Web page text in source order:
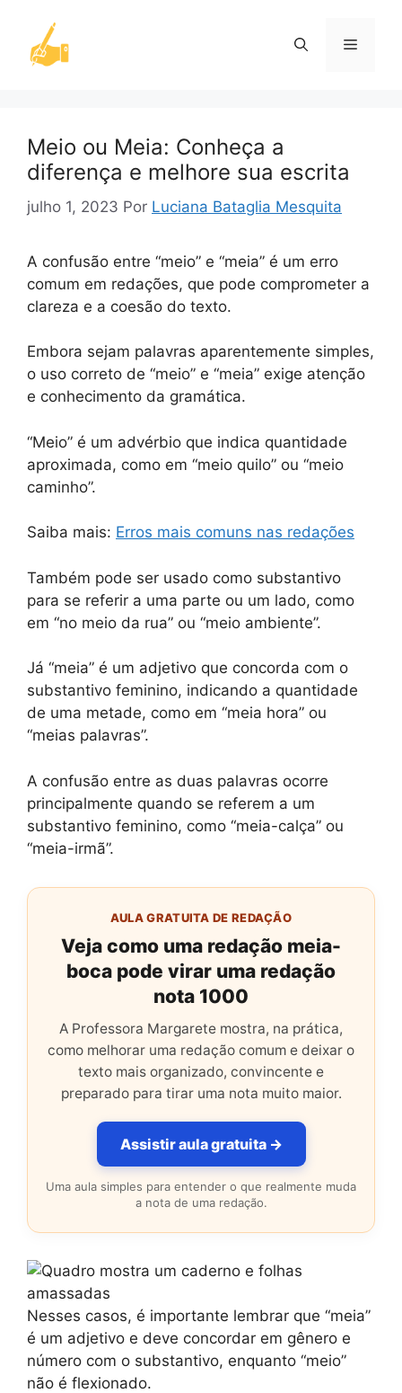
Menu
Meio ou Meia: Conheça a
diferença e melhore sua escrita
julho 1, 2023 Por Luciana Bataglia Mesquita
A confusão entre “meio” e “meia” é um erro
comum em redações, que pode comprometer a
clareza e a coesão do texto.
Embora sejam palavras aparentemente simples,
o uso correto de “meio” e “meia” exige atenção
e conhecimento da gramática.
“Meio” é um advérbio que indica quantidade
aproximada, como em “meio quilo” ou “meio
caminho”.
Saiba mais: Erros mais comuns nas redações
Também pode ser usado como substantivo
para se referir a uma parte ou um lado, como
em “no meio da rua” ou “meio ambiente”.
Já “meia” é um adjetivo que concorda com o
substantivo feminino, indicando a quantidade
de uma metade, como em “meia hora” ou
“meias palavras”.
A confusão entre as duas palavras ocorre
principalmente quando se referem a um
substantivo feminino, como “meia-calça” ou
“meia-irmã”.
AULA GRATUITA DE REDAÇÃO
Veja como uma redação meia-
boca pode virar uma redação
nota 1000
A Professora Margarete mostra, na prática,
como melhorar uma redação comum e deixar o
texto mais organizado, convincente e
preparado para tirar uma nota muito maior.
Assistir aula gratuita →
Uma aula simples para entender o que realmente muda
a nota de uma redação.
Nesses casos, é importante lembrar que “meia”
é um adjetivo e deve concordar em gênero e
número com o substantivo, enquanto “meio”
não é flexionado.